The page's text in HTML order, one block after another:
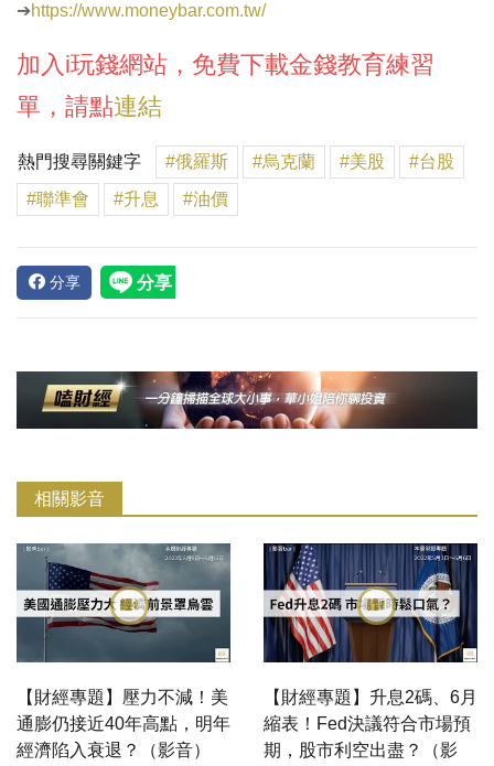
➔https://www.moneybar.com.tw/
加入i玩錢網站，免費下載金錢教育練習
單，請點連結
熱門搜尋關鍵字 #俄羅斯 #烏克蘭 #美股
#台股
#聯準會
#升息 #油價
分享
相關影音
【財經專題】壓力不減！美
通膨仍接近40年高點，明年
經濟陷入衰退？（影音）
【財經專題】升息2碼、6月
縮表！Fed決議符合市場預
期，股市利空出盡？（影